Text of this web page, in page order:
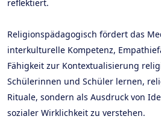
reflektiert.
Religionspädagogisch fördert das
interkulturelle Kompetenz,
Fähigkeit zur Kontextualisierung
Schülerinnen und Schüler lernen,
Rituale, sondern als Ausdruck von
sozialer Wirklichkeit zu verstehen.